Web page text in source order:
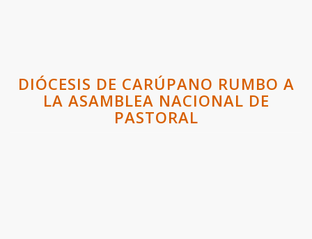
DIÓCESIS DE CARÚPANO RUMBO A
LA ASAMBLEA NACIONAL DE
PASTORAL